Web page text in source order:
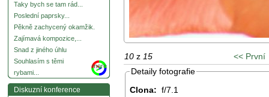
Taky bych se tam rád...
Poslední paprsky...
Pěkně zachycený okamžik.
Zajímavá kompozice,...
Snad z jiného úhlu
Souhlasím s těmi
rybami...
more
Diskuzní konference
10 z 15
<< První
Detaily fotografie
Clona: f/7.1